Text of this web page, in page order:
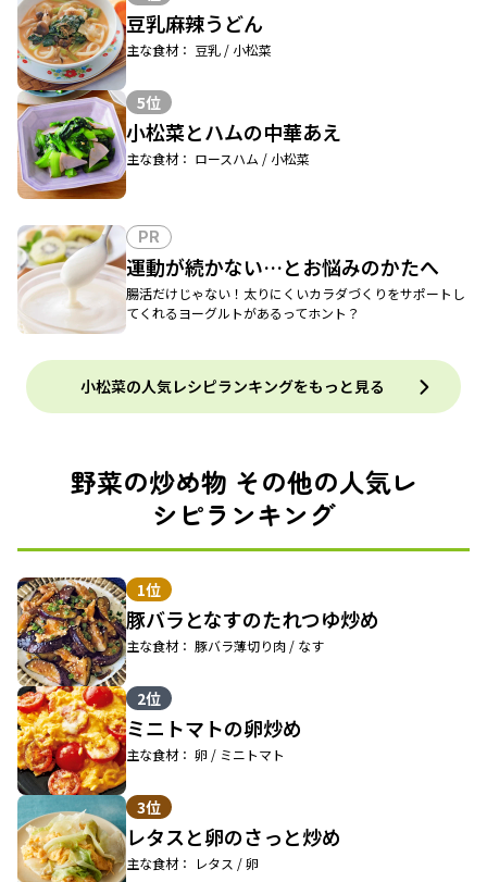
豆乳麻辣うどん
主な食材： 豆乳 / 小松菜
5位
小松菜とハムの中華あえ
主な食材： ロースハム / 小松菜
PR
運動が続かない…とお悩みのかたへ
腸活だけじゃない！太りにくいカラダづくりをサポートし
てくれるヨーグルトがあるってホント？
小松菜の人気レシピランキングをもっと見る
野菜の炒め物 その他の人気レ
シピランキング
1位
豚バラとなすのたれつゆ炒め
主な食材： 豚バラ薄切り肉 / なす
2位
ミニトマトの卵炒め
主な食材： 卵 / ミニトマト
3位
レタスと卵のさっと炒め
主な食材： レタス / 卵